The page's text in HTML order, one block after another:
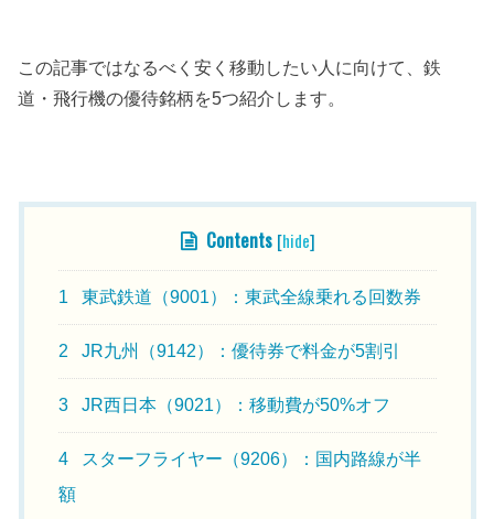
この記事ではなるべく安く移動したい人に向けて、鉄
道・飛行機の優待銘柄を5つ紹介します。
Contents [hide]
1 東武鉄道（9001）：東武全線乗れる回数券
2 JR九州（9142）：優待券で料金が5割引
3 JR西日本（9021）：移動費が50%オフ
4
スターフライヤー（9206）：国内路線が半
額